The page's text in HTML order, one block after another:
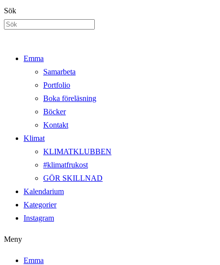
Hoppa
till
Sök
Emma
Samarbeta
Portfolio
Boka föreläsning
Böcker
Kontakt
Klimat
KLIMATKLUBBEN
#klimatfrukost
GÖR SKILLNAD
Kalendarium
Kategorier
Instagram
Meny
Emma